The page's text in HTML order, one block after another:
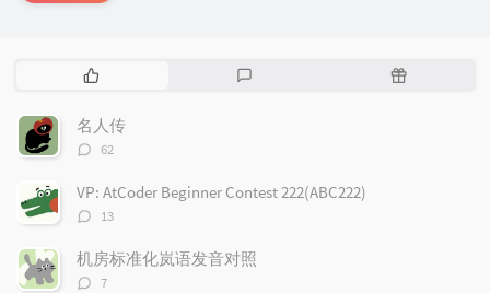
热
文
章
随
名人传
评
数：
62
VP: AtCoder Beginner Contest 222(ABC222)
评
数：
13
机房标准化岚语发音对照
评
7